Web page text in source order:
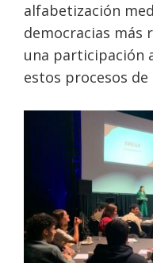
alfabetización
democracias más
una participación
estos procesos